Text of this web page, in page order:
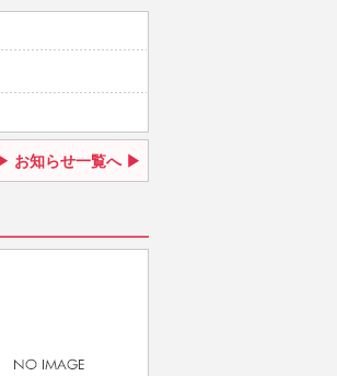
お知らせ一覧へ